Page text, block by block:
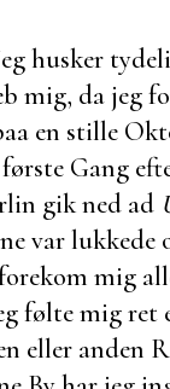
husker
mig, da jeg
en stille
Gang
gik ned ad
var lukkede
mig
følte mig ret
eller anden